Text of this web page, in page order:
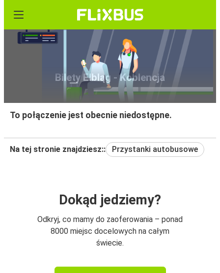
Bilety Elbląg - Koblencja
To połączenie jest obecnie niedostępne.
Na tej stronie znajdziesz:: Przystanki autobusowe
Dokąd jedziemy?
Odkryj, co mamy do zaoferowania – ponad
8000 miejsc docelowych na całym
świecie.